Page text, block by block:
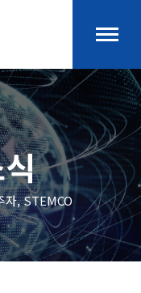
자, STEMCO